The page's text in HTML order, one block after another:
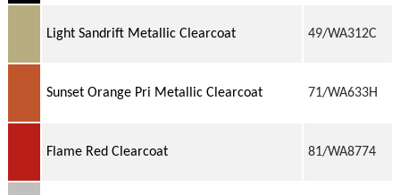
Light Sandrift Metallic Clearcoat 49/WA312C
Sunset Orange Pri Metallic Clearcoat 71/WA633H
Flame Red Clearcoat 81/WA8774